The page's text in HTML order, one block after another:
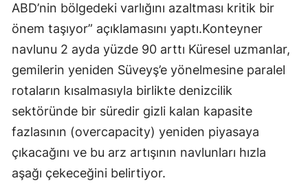
ABD’nin bölge­deki varlığını azaltması kritik bir
önem taşıyor” açıklamasını yaptı.Konteyner
navlunu 2 ayda yüzde 90 arttı Küresel uzmanlar,
gemilerin yeniden Süveyş’e yönelmesine paralel
rotaların kısalmasıyla birlikte denizcilik
sektöründe bir süredir gizli kalan kapasite
fazlasının (overcapacity) yeniden piyasaya
çıkacağını ve bu arz artışının navlunları hızla
aşağı çekeceğini belirtiyor.